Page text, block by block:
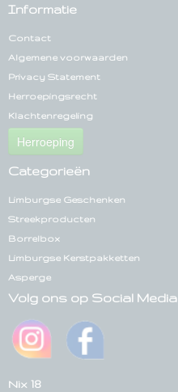
Informatie
Contact
Algemene voorwaarden
Privacy Statement
Herroepingsrecht
Klachtenregeling
Herroeping
Categorieën
Limburgse Geschenken
Streekproducten
Borrelbox
Limburgse Kerstpakketten
Asperge
Volg ons op Social Media
Nix 18